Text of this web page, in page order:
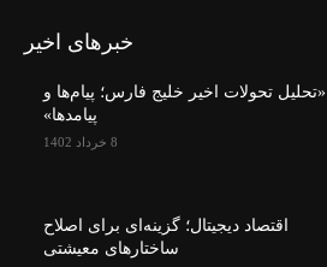
خبرهای اخیر
«تحلیل تحولات اخیر خلیج فارس؛ پیام‌ها و
پیامدها»
8 خرداد 1402
اقتصاد دیجیتال؛ گزینه‌ای برای اصلاح
ساختارهای معیشتی